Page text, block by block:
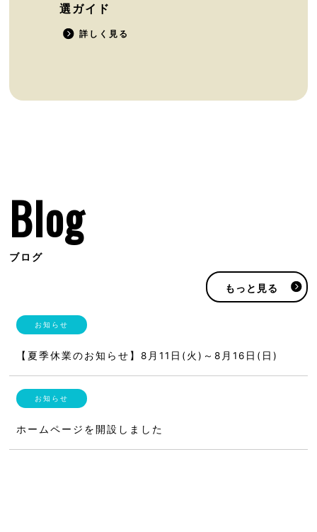
選ガイド
詳しく見る
Blog
ブログ
もっと見る
【夏季休業のお知らせ】8月11日(火)～8月16日(日)
ホームページを開設しました